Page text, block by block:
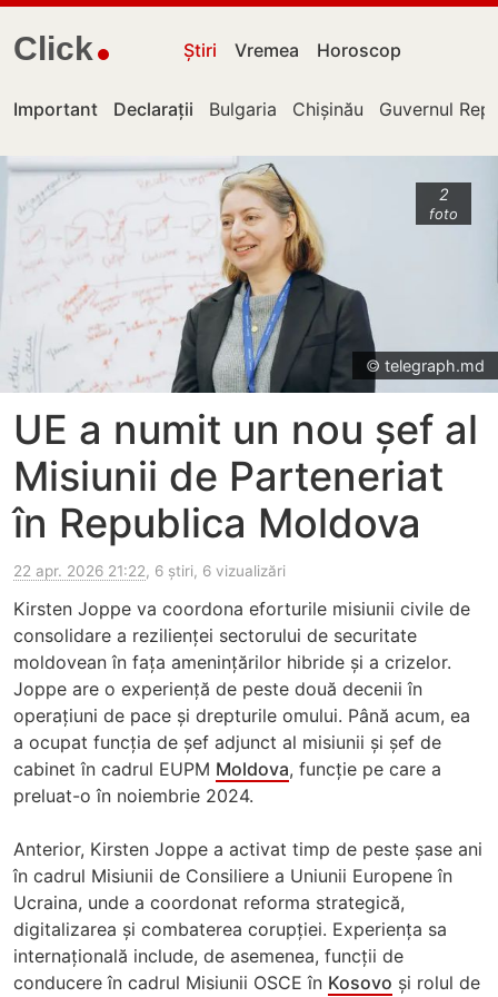
Click Știri Vremea Horoscop
Important Declarații Bulgaria Chișinău Guvernul
2
foto
© telegraph.md
UE a numit un nou șef al
Misiunii de Parteneriat
în Republica Moldova
22 apr. 2026 21:22, 6 știri, 6 vizualizări
Kirsten Joppe va coordona eforturile misiunii civile de
consolidare a rezilienței sectorului de securitate
moldovean în fața amenințărilor hibride și a crizelor.
Joppe are o experiență de peste două decenii în
operațiuni de pace și drepturile omului. Până acum, ea
a ocupat funcția de șef adjunct al misiunii și șef de
cabinet în cadrul EUPM Moldova, funcție pe care a
preluat-o în noiembrie 2024.
Anterior, Kirsten Joppe a activat timp de peste șase ani
în cadrul Misiunii de Consiliere a Uniunii Europene în
Ucraina, unde a coordonat reforma strategică,
digitalizarea și combaterea corupției. Experiența sa
internațională include, de asemenea, funcții de
conducere în cadrul Misiunii OSCE în Kosovo și rolul de